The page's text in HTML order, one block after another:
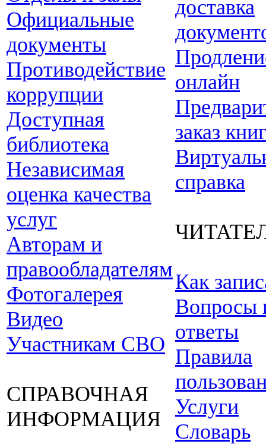
Официальные
документы
Противодействие
коррупции
Доступная
библиотека
Независимая
оценка качества
услуг
Авторам и
правообладателям
Фотогалерея
Видео
Участникам СВО
СПРАВОЧНАЯ
ИНФОРМАЦИЯ
доставка
онлайн
заказ
справка
Как
Вопросы
ответы
Правила
Услуги
Словарь